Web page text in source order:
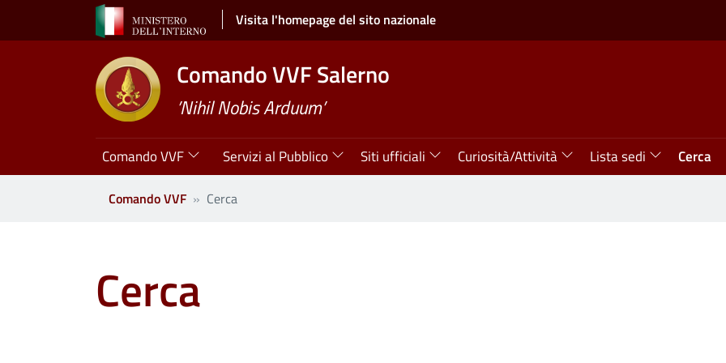
Salta al contenuto principale Visita l'homepage del sito nazionale
Comando VVF Salerno
’Nihil Nobis Arduum’
Navigazione principale
Comando VVF Servizi al Pubblico Siti ufficiali Curiosità/Attività Lista sedi Cerca
Comando VVF Cerca
Cerca